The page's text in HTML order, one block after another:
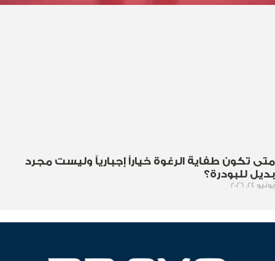
متى تكون طفاية الرغوة خياراً إجبارياً وليست مجرد
بديل للبودرة؟
يونيو 24, 2026